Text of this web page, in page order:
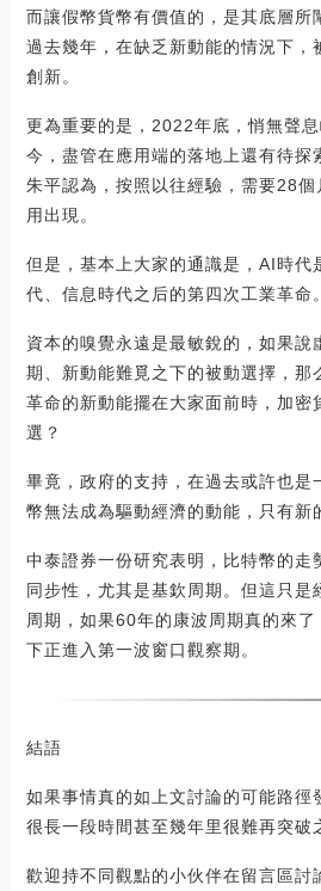
而讓假幣貨幣有價值的，是其底層所
過去幾年，在缺乏新動能的情況下，
創新。
更為重要的是，2022年底，悄無聲
今，盡管在應用端的落地上還有待探
朱平認為，按照以往經驗，需要28個
用出現。
但是，基本上大家的通識是，AI時代
代、信息時代之后的第四次工業革命。
資本的嗅覺永遠是最敏銳的，如果說
期、新動能難覓之下的被動選擇，那
革命的新動能擺在大家面前時，加密
選？
畢竟，政府的支持，在過去或許也是
幣無法成為驅動經濟的動能，只有新
中泰證券一份研究表明，比特幣的走
同步性，尤其是基欽周期。但這只是
周期，如果60年的康波周期真的來
下正進入第一波窗口觀察期。
結語
如果事情真的如上文討論的可能路徑
很長一段時間甚至幾年里很難再突破
歡迎持不同觀點的小伙伴在留言區討